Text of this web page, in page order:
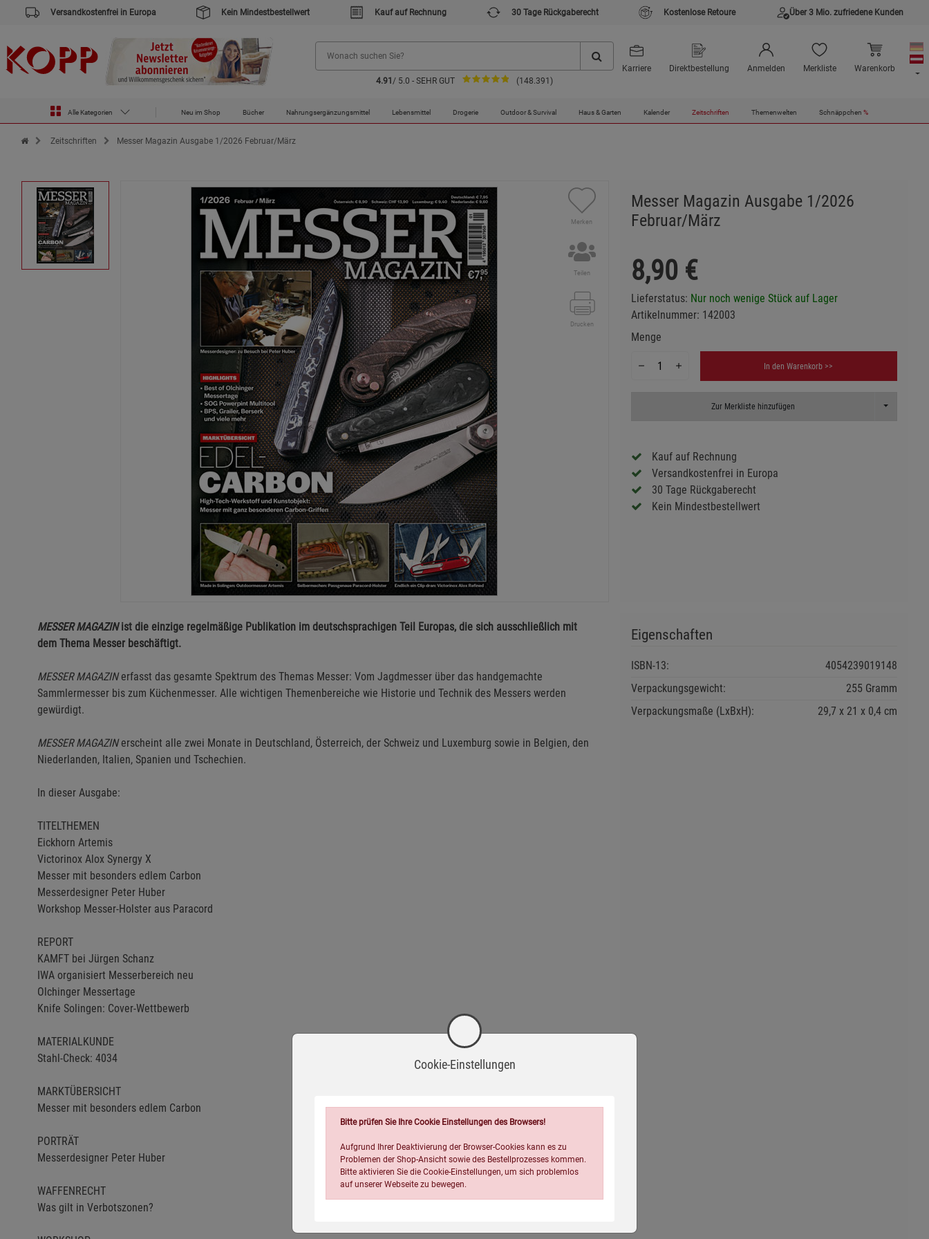
Versandkostenfrei in Europa Kein Mindestbestellwert Kauf auf Rechnung 30 Tage Rückgaberecht Kostenlose Retoure Über 3 Mio. zufriedene Kunden
4.91 / 5.0 - SEHR GUT (148.391)
Karriere Direktbestellung Anmelden Merkliste Warenkorb
Alle Kategorien Neu im Shop Bücher Nahrungsergänzungsmittel Lebensmittel Drogerie Outdoor & Survival Haus & Garten Kalender Zeitschriften Themenwelten Schnäppchen %
Zur Startseite des Kopp Verlag Online-Shop
Zeitschriften Messer Magazin Ausgabe 1/2026 Februar/März
Merken
Teilen
Drucken
Messer Magazin Ausgabe 1/2026
Februar/März
8,90 €
Lieferstatus: Nur noch wenige Stück auf Lager
Artikelnummer: 142003
Menge
In den Warenkorb >>
Zur Merkliste hinzufügen Toggle
Kauf auf Rechnung
Versandkostenfrei in Europa
30 Tage Rückgaberecht
Kein Mindestbestellwert
MESSER MAGAZINist die einzige regelmäßige Publikation im deutschsprachigen Teil Europas, die sich ausschließlich mit
dem Thema Messer beschäftigt.
MESSER MAGAZINerfasst das gesamte Spektrum des Themas Messer: Vom Jagdmesser über das handgemachte
Sammlermesser bis zum Küchenmesser. Alle wichtigen Themenbereiche wie Historie und Technik des Messers werden
gewürdigt.
MESSER MAGAZINerscheint alle zwei Monate in Deutschland, Österreich, der Schweiz und Luxemburg sowie in Belgien, den
Niederlanden, Italien, Spanien und Tschechien.
In dieser Ausgabe:
TITELTHEMEN
Eickhorn Artemis
Victorinox Alox Synergy X
Messer mit besonders edlem Carbon
Messerdesigner Peter Huber
Workshop Messer-Holster aus Paracord
REPORT
KAMFT bei Jürgen Schanz
IWA organisiert Messerbereich neu
Olchinger Messertage
Knife Solingen: Cover-Wettbewerb
MATERIALKUNDE
Stahl-Check: 4034
MARKTÜBERSICHT
Messer mit besonders edlem Carbon
PORTRÄT
Messerdesigner Peter Huber
WAFFENRECHT
Was gilt in Verbotszonen?
Eigenschaften
ISBN-13:
4054239019148
Verpackungsgewicht:
255 Gramm
Verpackungsmaße (LxBxH):
29,7 21 0,4cm
Cookie-Einstellungen
Bitte prüfen Sie Ihre Cookie Einstellungen des Browsers!
Aufgrund Ihrer Deaktivierung der Browser-Cookies kann es zu
Problemen der Shop-Ansicht sowie des Bestellprozesses kommen.
Bitte aktivieren Sie die Cookie-Einstellungen, um sich problemlos
auf unserer Webseite zu bewegen.